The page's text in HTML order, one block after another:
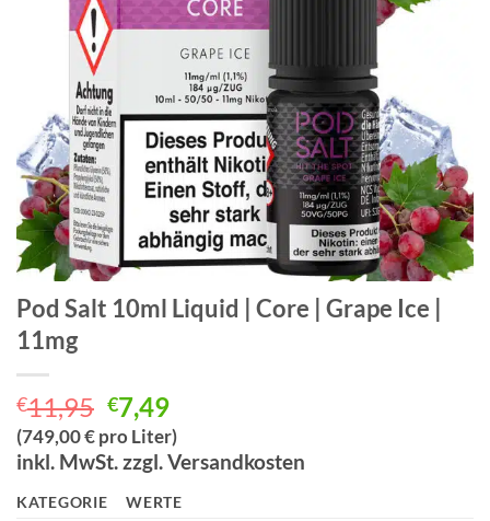
Pod Salt 10ml Liquid | Core | Grape Ice |
11mg
€11,95 Ursprünglicher
Preis
war:
€7,49Aktueller
Preis
ist:
(749,00 € pro Liter)
inkl. MwSt. zzgl. Versandkosten
KATEGORIE
WERTE